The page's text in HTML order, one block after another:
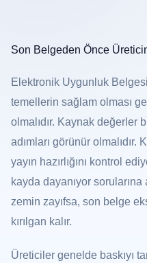
Son Belgeden Önce
Elektronik Uygunluk
temellerin sağlam olması
olmalıdır. Kaynak değerler
adımları görünür
yayın hazırlığını kontrol
kayda dayanıyor
zemin zayıfsa, son belge
kırılgan kalır.
Üreticiler genelde baskıyı